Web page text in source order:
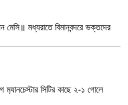
মধ্যরাতে বিমানবন্দরে ভক্তদের
সিটির কাছে ২-১ গোলে